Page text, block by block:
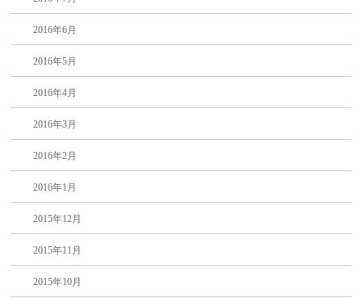
2016年6月
2016年5月
2016年4月
2016年3月
2016年2月
2016年1月
2015年12月
2015年11月
2015年10月